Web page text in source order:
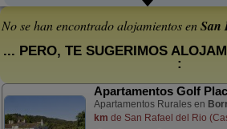
No se han encontrado alojamientos enSan
... PERO, TE SUGERIMOS
:
Apartamentos Golf
Apartamentos Rurales en
km de San Rafael del Rio